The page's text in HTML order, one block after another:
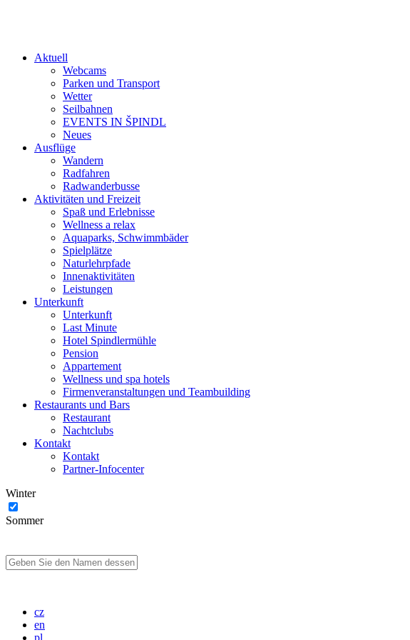
Aktuell
Webcams
Parken und Transport
Wetter
Seilbahnen
EVENTS IN ŠPINDL
Neues
Ausflüge
Wandern
Radfahren
Radwanderbusse
Aktivitäten und Freizeit
Spaß und Erlebnisse
Wellness a relax
Aquaparks, Schwimmbäder
Spielplätze
Naturlehrpfade
Innenaktivitäten
Leistungen
Unterkunft
Unterkunft
Last Minute
Hotel Spindlermühle
Pension
Appartement
Wellness und spa hotels
Firmenveranstaltungen und Teambuilding
Restaurants und Bars
Restaurant
Nachtclubs
Kontakt
Kontakt
Partner-Infocenter
Winter
Sommer
cz
en
pl